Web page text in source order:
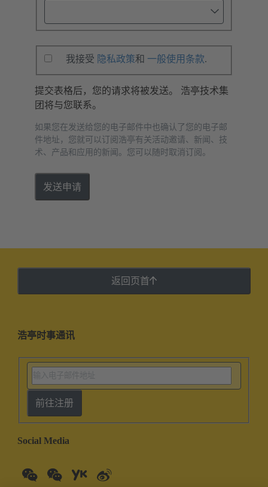
我接受 隐私政策和 一般使用条款.
提交表格后，您的请求将被发送。 浩亭技术集
团将与您联系。
如果您在发送给您的电子邮件中也确认了您的电子邮
件地址，您就可以订阅浩亭有关活动邀请、新闻、技
术、产品和应用的新闻。您可以随时取消订阅。
发送申请
返回页首
浩亭时事通讯
前往注册
Social Media